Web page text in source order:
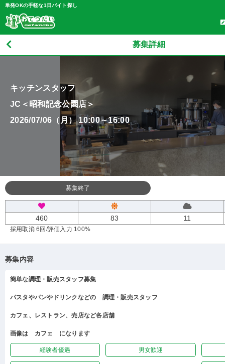
単発OKの手軽な1日バイト探し
募集詳細
キッチンスタッフ
JC＜昭和記念公園店＞
2026/07/06（月） 10:00～16:00
募集終了
460 83 11
採用取消 6回 /評価入力 100%
募集内容
簡単な調理・販売スタッフ募集
パスタやパンやドリンクなどの 調理・販売スタッフ
カフェ、レストラン、売店など各店舗
画像は カフェ になります
経験者優遇 男女歓迎